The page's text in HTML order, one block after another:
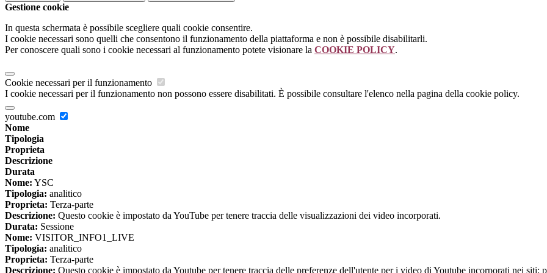
Gestione cookie
In questa schermata è possibile scegliere quali cookie consentire.
I cookie necessari sono quelli che consentono il funzionamento della piattaforma e non è possibile disabilitarli.
Per conoscere quali sono i cookie necessari al funzionamento potete visionare la COOKIE POLICY.
Cookie necessari per il funzionamento
I cookie necessari per il funzionamento non possono essere disabilitati. È possibile consultare l'elenco nella pagina della cookie policy.
youtube.com
Nome
Tipologia
Proprieta
Descrizione
Durata
Nome: YSC
Tipologia: analitico
Proprieta: Terza-parte
Descrizione: Questo cookie è impostato da YouTube per tenere traccia delle visualizzazioni dei video incorporati.
Durata: Sessione
Nome: VISITOR_INFO1_LIVE
Tipologia: analitico
Proprieta: Terza-parte
Descrizione: Questo cookie è impostato da Youtube per tenere traccia delle preferenze dell'utente per i video di Youtube incorporati nei